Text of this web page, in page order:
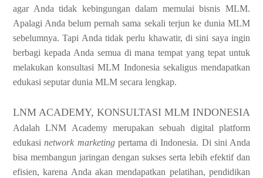
agar Anda tidak kebingungan dalam memulai bisnis MLM.
Apalagi Anda belum pernah sama sekali terjun ke dunia MLM
sebelumnya. Tapi Anda tidak perlu khawatir, di sini saya ingin
berbagi kepada Anda semua di mana tempat yang tepat untuk
melakukan konsultasi MLM Indonesia sekaligus mendapatkan
edukasi seputar dunia MLM secara lengkap.
LNM ACADEMY, KONSULTASI MLM INDONESIA
Adalah LNM Academy merupakan sebuah digital platform
edukasinetwork marketingpertama di Indonesia. Di sini Anda
bisa membangun jaringan dengan sukses serta lebih efektif dan
efisien, karena Anda akan mendapatkan pelatihan, pendidikan